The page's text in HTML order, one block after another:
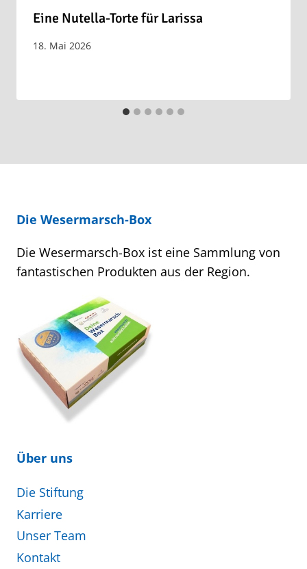
Eine Nutella-Torte für Larissa
18. Mai 2026
Die Wesermarsch-Box
Die Wesermarsch-Box ist eine Sammlung von
fantastischen Produkten aus der Region.
Über uns
Die Stiftung
Karriere
Unser Team
Kontakt